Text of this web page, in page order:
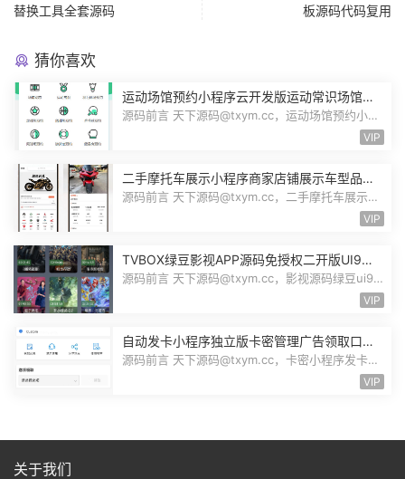
替换工具全套源码
板源码代码复用
猜你喜欢
运动场馆预约小程序云开发版运动常识场馆动
态羽毛球健身房乒乓球预约管理预约凭证源码
源码前言 天下源码@txym.cc，运动场馆预约小程
VIP
二手摩托车展示小程序商家店铺展示车型品牌
管理摩托车信息发布用户交互联系源码
源码前言 天下源码@txym.cc，二手摩托车展示小
VIP
TVBOX绿豆影视APP源码免授权二开版UI9影
视排行榜TV端手机端完整版源码追剧影视
源码前言 天下源码@txym.cc，影视源码绿豆ui9
VIP
自动发卡小程序独立版卡密管理广告领取口令
领取裂变扩展流量主小程序Custom
源码前言 天下源码@txym.cc，卡密小程序发卡小
VIP
关于我们